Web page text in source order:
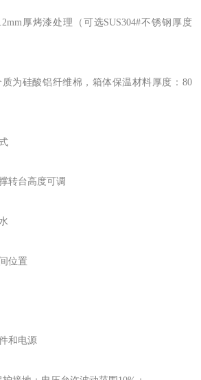
厚烤漆处理（可选SUS304#不锈钢厚度
为硅酸铝纤维棉，箱体保温材料厚度：80
转台高度可调
位置
和电源